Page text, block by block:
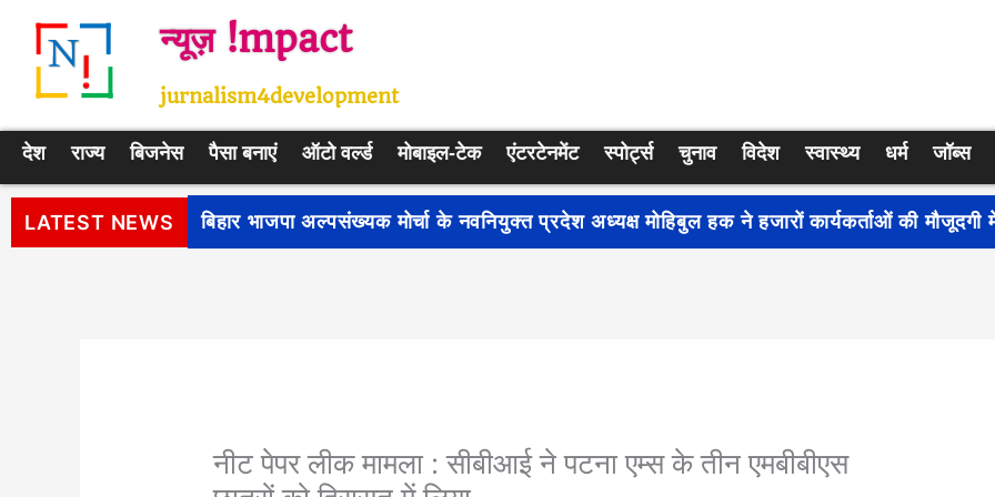
न्यूज़ !mpact
jurnalism4development
देश राज्य बिजनेस पैसा बनाएं ऑटो वर्ल्ड मोबाइल-टेक एंटरटेनमेंट स्पोर्ट्स चुनाव विदेश स्वास्थ्य धर्म जॉब्स
LATEST NEWS पीएम सूर्य घर: मुफ्त बिजली योजना के प्रति जागरूकता बढ़ाने के लिए देशभर में शुरू हुआ नुक्कड़ नाटक
नीट पेपर लीक मामला : सीबीआई ने पटना एम्स के तीन एमबीबीएस